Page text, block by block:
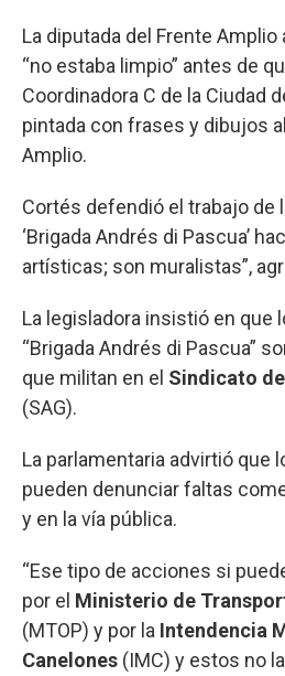
La diputada del Frente
“no estaba limpio” antes de
Coordinadora C de la Ciudad
pintada con frases y dibujos
Amplio.
Cortés defendió el trabajo de
‘Brigada Andrés di Pascua’
artísticas; son muralistas”,
La legisladora insistió en que
“Brigada Andrés di Pascua”
que militan en el Sindicato
(SAG).
La parlamentaria advirtió que
pueden denunciar faltas
y en la vía pública.
“Ese tipo de acciones si
por el Ministerio de
(MTOP) y por la Intendencia
Canelones (IMC) y estos no